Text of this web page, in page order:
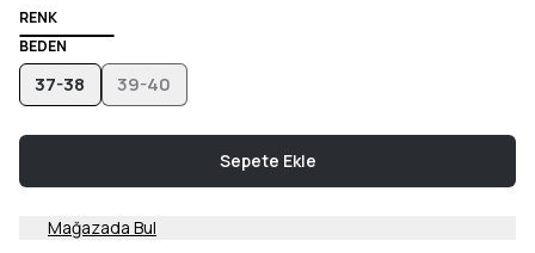
RENK
BEDEN
37-38 39-40
Sepete Ekle
Mağazada Bul